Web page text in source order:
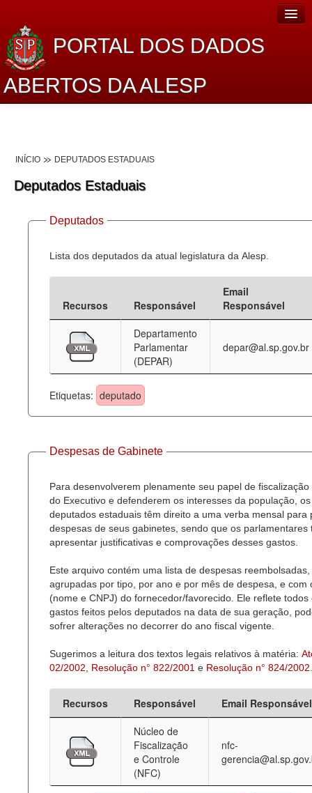
PORTAL DOS DADOS
ABERTOS DA ALESP
Lei de Acesso à Informação
Dados Governamentais Abertos
Planejamento
Catálogo de dados
Processo Legislativo
Deputados Estaduais
Administração
Legislação
Agenda
Perguntas frequentes
INÍCIO DEPUTADOS ESTADUAIS
Deputados Estaduais
Deputados
Lista dos deputados da atual legislatura da Alesp.
Recursos Responsável
Email
Responsável
Departamento
Parlamentar
(DEPAR)
depar@al.sp.gov.br
Etiquetas: deputado
Despesas de Gabinete
Para desenvolverem plenamente seu papel de fiscalização
do Executivo e defenderem os interesses da população, os
deputados estaduais têm direito a uma verba mensal para
despesas de seus gabinetes, sendo que os parlamentares
apresentar justificativas e comprovações desses gastos.
Este arquivo contém uma lista de despesas reembolsadas,
agrupadas por tipo, por ano e por mês de despesa, e com
(nome e CNPJ) do fornecedor/favorecido. Ele reflete todos
gastos feitos pelos deputados na data de sua geração,
sofrer alterações no decorrer do ano fiscal vigente.
Sugerimos a leitura dos textos legais relativos à matéria:
02/2002
Resolução n° 822/2001 e Resolução n° 824/2002
Recursos Responsável
Email Responsável
Núcleo de
Fiscalização
e Controle
(NFC)
nfc-